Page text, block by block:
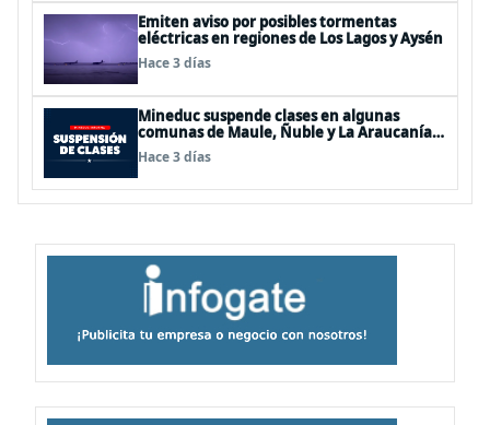
Emiten aviso por posibles tormentas
eléctricas en regiones de Los Lagos y Aysén
Hace 3 días
Mineduc suspende clases en algunas
comunas de Maule, Ñuble y La Araucanía
para este lunes
Hace 3 días